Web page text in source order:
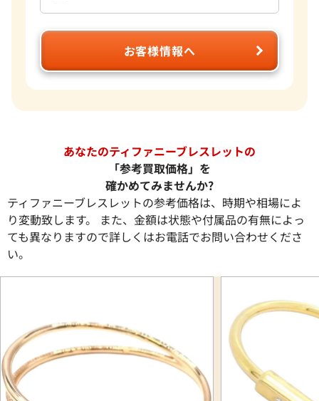
お客様情報へ
あなたのティファニーブレスレットの
「参考買取価格」を
確かめてみませんか?
ティファニーブレスレットの参考価格は、時期や相場によ
り変動致します。 また、金額は状態や付属品の有無によっ
ても異なりますので詳しくはお電話でお問い合わせくださ
い。